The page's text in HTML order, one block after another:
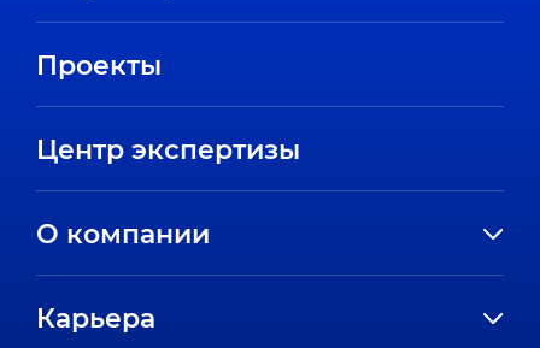
Проекты
Центр экспертизы
О компании
Направления
Карьера